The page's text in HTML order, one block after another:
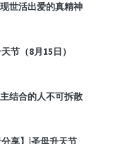
世活出爱的真精神
节（8月15日）
结合的人不可拆散
分享】|圣母升天节